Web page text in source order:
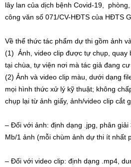
lây lan của dịch bệnh Covid-19,
công văn số 071/CV-HĐTS của HĐTS
Về thể thức tác phẩm dự thi gồm ảnh
(1) Ảnh, video clip được tự chụp, quay
tại chùa, tự viện nơi mà tác giả đang
(2) Ảnh và video clip màu, dưới dạng
mọi hình thức xử lý kỹ thuật; không
chụp lại từ ảnh giấy, ảnh/video clip cắt
– Đối với ảnh: định dạng .jpg, phân
Mb/1 ảnh (mỗi chùm ảnh dự thi ít nhất
– Đối với video clip: định dạng .mp4,